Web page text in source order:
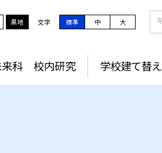
黒地 文字 標準 中 大
来科 校内研究 学校建て替え